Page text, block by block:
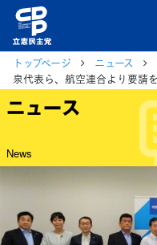
トップページ
ニュース
泉代表ら、航空連合より要請
ニュース
News